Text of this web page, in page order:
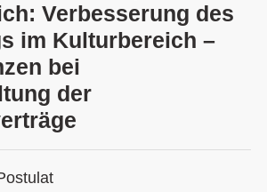
Verbesserung des
im Kulturbereich –
bei
der